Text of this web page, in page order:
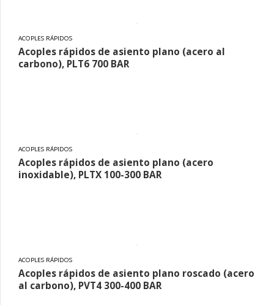
ACOPLES RÁPIDOS
Acoples rápidos de asiento plano (acero al
carbono), PLT6 700 BAR
ACOPLES RÁPIDOS
Acoples rápidos de asiento plano (acero
inoxidable), PLTX 100-300 BAR
ACOPLES RÁPIDOS
Acoples rápidos de asiento plano roscado (acero
al carbono), PVT4 300-400 BAR